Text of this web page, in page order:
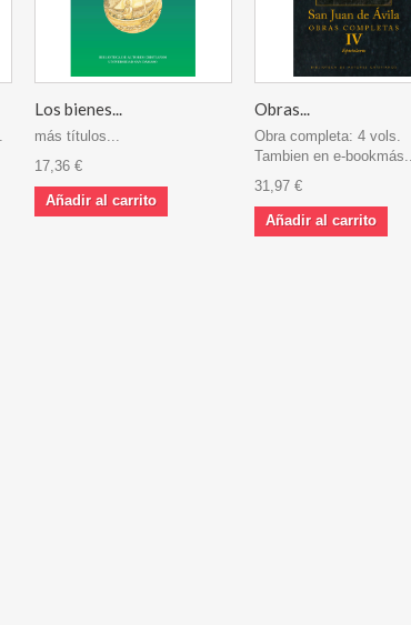
Los bienes...
más títulos...
17,36 €
Añadir al carrito
Obras...
Obra completa: 4 vols.
Tambien en e-bookmás...
31,97 €
Añadir al carrito